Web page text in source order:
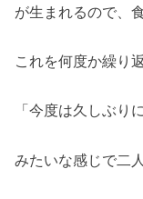
が生まれるので、
これを何度か繰り
「今度は久しぶり
みたいな感じで二